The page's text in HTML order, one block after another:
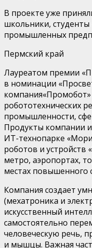
В проекте уже
школьники,
промышленных
Пермский край
Лауреатом премии
в номинации
компания«Промобот»
робототехнических
промышленности,
Продукты компании
ИТ-технопарке
роботов и устройств «
метро, аэропортах,
местах повышенного
Компания создает
(мехатроника и
искусственный
самостоятельно
человеческую речь,
и мышцы. Важная